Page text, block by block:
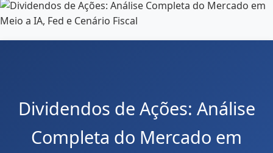
Dividendos de Ações: Análise
Completa do Mercado em